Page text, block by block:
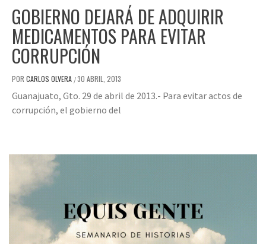
GOBIERNO DEJARÁ DE ADQUIRIR
MEDICAMENTOS PARA EVITAR
CORRUPCIÓN
POR CARLOS OLVERA /30 ABRIL, 2013
Guanajuato, Gto. 29 de abril de 2013.- Para evitar actos de
corrupción, el gobierno del